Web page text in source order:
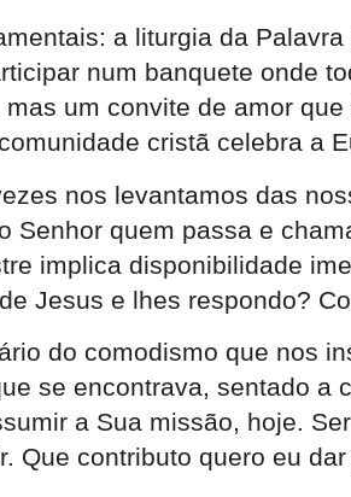
a liturgia da
num banquete onde
um convite de amor
cristã celebra a
nos levantamos das
quem passa e
implica disponibilidade
Jesus e lhes respondo?
do comodismo que nos
se encontrava, sentado a
a Sua missão, hoje.
contributo quero eu